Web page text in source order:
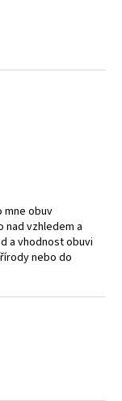
mne obuv
nad vzhledem a
a vhodnost obuvi
nebo do